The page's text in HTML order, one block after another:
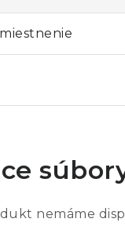
nemáme